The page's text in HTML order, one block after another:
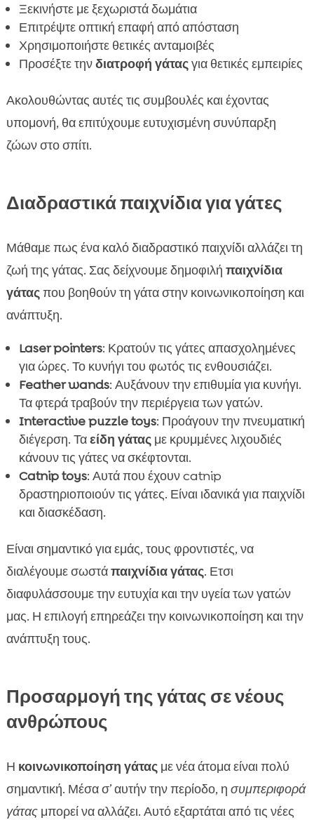
Ξεκινήστε με ξεχωριστά δωμάτια
Επιτρέψτε οπτική επαφή από απόσταση
Χρησιμοποιήστε θετικές ανταμοιβές
Προσέξτε τηνδιατροφή γάταςγια θετικές εμπειρίες
Ακολουθώντας αυτές τις συμβουλές και έχοντας
υπομονή, θα επιτύχουμε ευτυχισμένη συνύπαρξη
ζώων στο σπίτι.
Διαδραστικά παιχνίδια για γάτες
Μάθαμε πως ένα καλό διαδραστικό παιχνίδι αλλάζει τη
ζωή της γάτας. Σας δείχνουμε δημοφιλή παιχνίδια
γάταςπου βοηθούν τη γάτα στην κοινωνικοποίηση και
ανάπτυξη.
Laser pointers: Κρατούν τις γάτες απασχολημένες
για ώρες. Το κυνήγι του φωτός τις ενθουσιάζει.
Feather wands: Αυξάνουν την επιθυμία για κυνήγι.
Τα φτερά τραβούν την περιέργεια των γατών.
Interactive puzzle toys: Προάγουν την πνευματική
διέγερση. Ταείδη γάταςμε κρυμμένες λιχουδιές
κάνουν τις γάτες να σκέφτονται.
Catnip toys: Αυτά που έχουν catnip
δραστηριοποιούν τις γάτες. Είναι ιδανικά για παιχνίδι
και διασκέδαση.
Είναι σημαντικό για εμάς, τους φροντιστές, να
διαλέγουμε σωστάπαιχνίδια γάτας. Ετσι
διαφυλάσσουμε την ευτυχία και την υγεία των γατών
μας. Η επιλογή επηρεάζει την κοινωνικοποίηση και την
ανάπτυξη τους.
Προσαρμογή της γάτας σε νέους
ανθρώπους
Η κοινωνικοποίηση γάταςμε νέα άτομα είναι πολύ
σημαντική. Μέσα σ’ αυτήν την περίοδο, η συμπεριφορά
γάταςμπορεί να αλλάζει. Αυτό εξαρτάται από τις νέες